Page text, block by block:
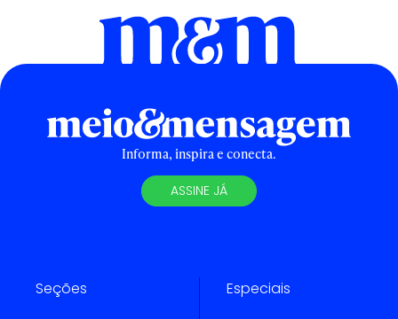
Informa, inspira e conecta.
ASSINE JÁ
Seções Especiais